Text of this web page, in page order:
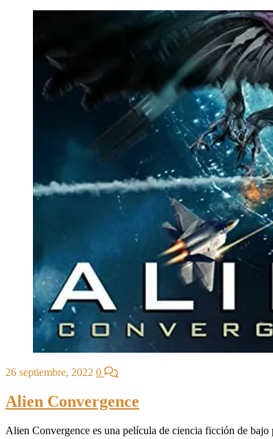
26 septiembre, 2022 0
Alien Convergence
Alien Convergence es una película de ciencia ficción de bajo